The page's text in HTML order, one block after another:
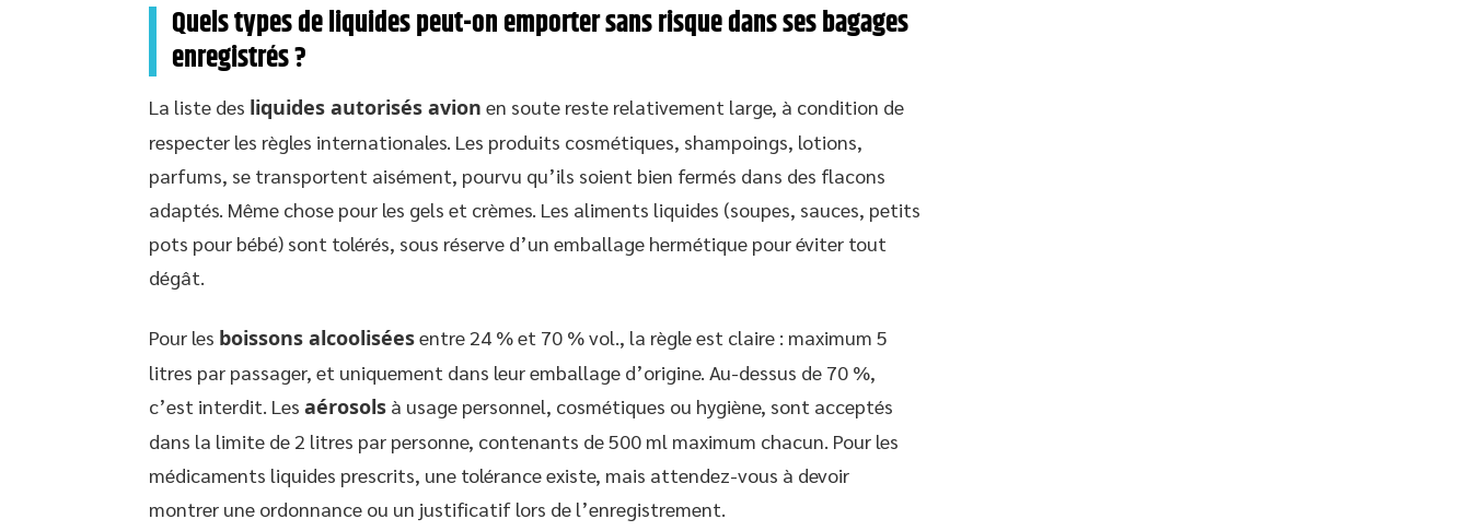
Quels types de liquides peut-on emporter sans risque dans ses bagages
enregistrés ?
La liste des liquides autorisés avion en soute reste relativement large, à condition de
respecter les règles internationales. Les produits cosmétiques, shampoings, lotions,
parfums, se transportent aisément, pourvu qu’ils soient bien fermés dans des flacons
adaptés. Même chose pour les gels et crèmes. Les aliments liquides (soupes, sauces, petits
pots pour bébé) sont tolérés, sous réserve d’un emballage hermétique pour éviter tout
dégât.
Pour les boissons alcooliséesentre 24 % et 70 % vol., la règle est claire : maximum 5
litres par passager, et uniquement dans leur emballage d’origine. Au-dessus de 70 %,
c’est interdit. Les aérosols à usage personnel, cosmétiques ou hygiène, sont acceptés
dans la limite de 2 litres par personne, contenants de 500 ml maximum chacun. Pour les
médicaments liquides prescrits, une tolérance existe, mais attendez-vous à devoir
montrer une ordonnance ou un justificatif lors de l’enregistrement.